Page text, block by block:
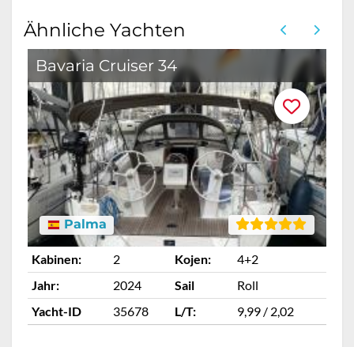
Ähnliche Yachten
Bavaria Cruiser 34
Palma
Kabinen: 2 Kojen:
4+2
Jahr:
2024 Sail
Roll
Yacht-ID
35678 L/T: 9,99 / 2,02